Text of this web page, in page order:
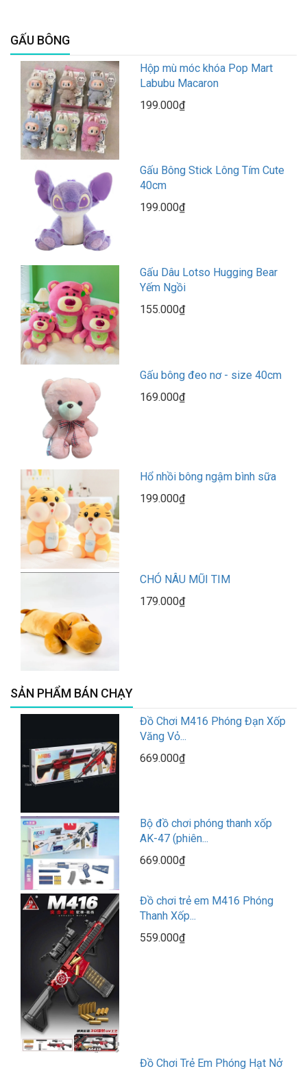
GẤU BÔNG
Hộp mù móc khóa Pop Mart
Labubu Macaron
199.000₫
Gấu Bông Stick Lông Tím Cute
40cm
199.000₫
Gấu Dâu Lotso Hugging Bear
Yếm Ngồi
155.000₫
Gấu bông đeo nơ - size 40cm
169.000₫
Hổ nhồi bông ngậm bình sữa
199.000₫
CHÓ NÂU MŨI TIM
179.000₫
SẢN PHẨM BÁN CHẠY
Đồ Chơi M416 Phóng Đạn Xốp
Văng Vỏ...
669.000₫
Bộ đồ chơi phóng thanh xốp
AK-47 (phiên...
669.000₫
Đồ chơi trẻ em M416 Phóng
Thanh Xốp...
559.000₫
Đồ Chơi Trẻ Em Phóng Hạt Nở